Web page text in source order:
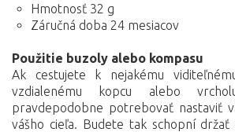
Hmotnosť 32 g
Záručná doba 24 mesiacov
Použitie buzoly alebo kompasu
Ak cestujete k nejakému
vzdialenému kopcu alebo
pravdepodobne potrebovať nastaviť
vášho cieľa. Budete tak schopní držať